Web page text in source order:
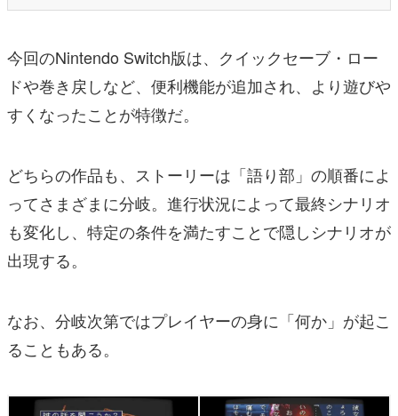
今回のNintendo Switch版は、クイックセーブ・ロー
ドや巻き戻しなど、便利機能が追加され、より遊びや
すくなったことが特徴だ。
どちらの作品も、ストーリーは「語り部」の順番によ
ってさまざまに分岐。進行状況によって最終シナリオ
も変化し、特定の条件を満たすことで隠しシナリオが
出現する。
なお、分岐次第ではプレイヤーの身に「何か」が起こ
ることもある。